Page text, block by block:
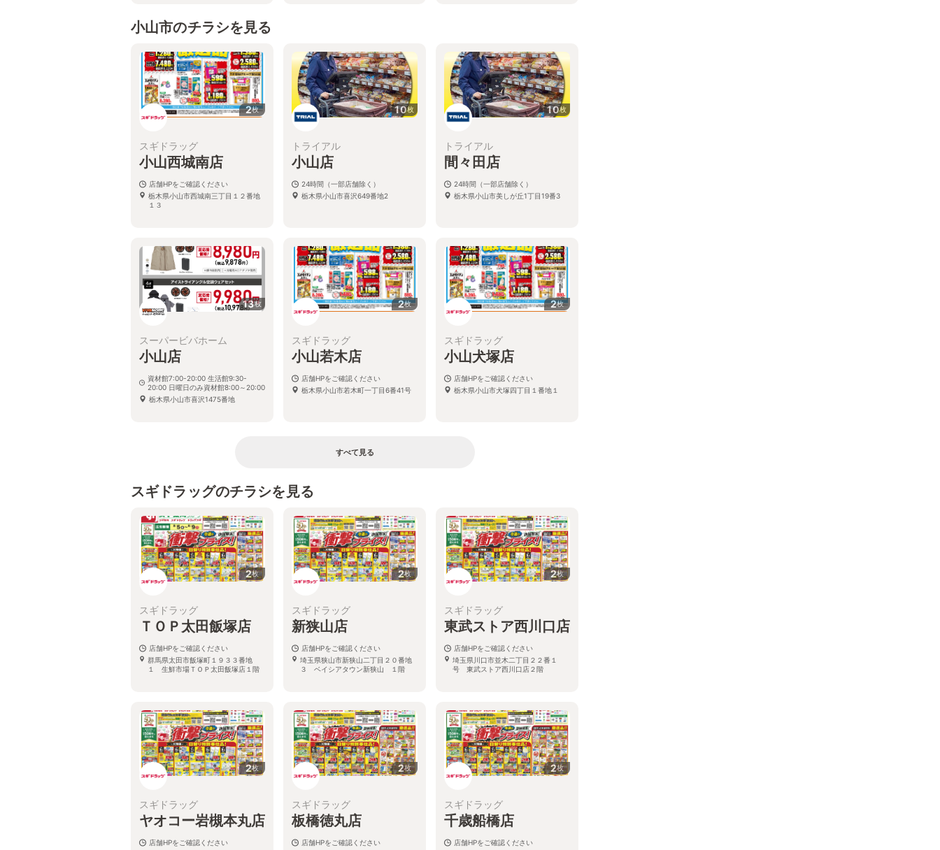
小山市のチラシを見る
2枚
スギドラッグ
小山西城南店
店舗HPをご確認ください
栃木県小山市西城南三丁目１２番地
１３
10枚
トライアル
小山店
24時間（一部店舗除く）
栃木県小山市喜沢649番地2
10枚
トライアル
間々田店
24時間（一部店舗除く）
栃木県小山市美しが丘1丁目19番3
13枚
スーパービバホーム
小山店
資材館7:00-20:00 生活館9:30-
20:00 日曜日のみ資材館8:00～20:00
栃木県小山市喜沢1475番地
2枚
スギドラッグ
小山若木店
店舗HPをご確認ください
栃木県小山市若木町一丁目6番41号
2枚
スギドラッグ
小山犬塚店
店舗HPをご確認ください
栃木県小山市犬塚四丁目１番地１
すべて見る
スギドラッグのチラシを見る
2枚
スギドラッグ
ＴＯＰ太田飯塚店
店舗HPをご確認ください
群馬県太田市飯塚町１９３３番地
１ 生鮮市場ＴＯＰ太田飯塚店１階
2枚
スギドラッグ
新狭山店
店舗HPをご確認ください
埼玉県狭山市新狭山二丁目２０番地
３ ベイシアタウン新狭山 １階
2枚
スギドラッグ
東武ストア西川口店
店舗HPをご確認ください
埼玉県川口市並木二丁目２２番１
号 東武ストア西川口店２階
2枚
スギドラッグ
ヤオコー岩槻本丸店
店舗HPをご確認ください
2枚
スギドラッグ
板橋徳丸店
店舗HPをご確認ください
2枚
スギドラッグ
千歳船橋店
店舗HPをご確認ください